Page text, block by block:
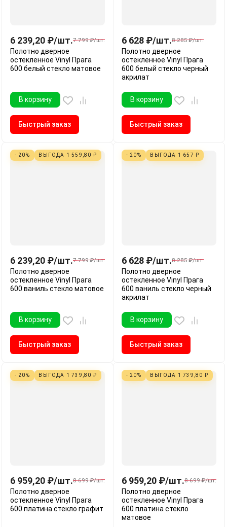
6 239,20 ₽/шт.7 799 ₽/шт.
Полотно дверное
остекленное Vinyl Прага
600 белый стекло матовое
В корзину
Быстрый заказ
6 628 ₽/шт.8 285 ₽/шт.
Полотно дверное
остекленное Vinyl Прага
600 белый стекло черный
акрилат
В корзину
Быстрый заказ
- 20% ВЫГОДА 1 559,80 ₽
6 239,20 ₽/шт.7 799 ₽/шт.
Полотно дверное
остекленное Vinyl Прага
600 ваниль стекло матовое
В корзину
Быстрый заказ
- 20% ВЫГОДА 1 657 ₽
6 628 ₽/шт.8 285 ₽/шт.
Полотно дверное
остекленное Vinyl Прага
600 ваниль стекло черный
акрилат
В корзину
Быстрый заказ
- 20% ВЫГОДА 1 739,80 ₽
6 959,20 ₽/шт.8 699 ₽/шт.
Полотно дверное
остекленное Vinyl Прага
600 платина стекло графит
- 20% ВЫГОДА 1 739,80 ₽
6 959,20 ₽/шт.8 699 ₽/шт.
Полотно дверное
остекленное Vinyl Прага
600 платина стекло
матовое